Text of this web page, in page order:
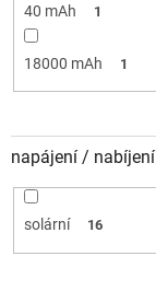
40 mAh 1
18000 mAh 1
napájení / nabíjení
solární 16